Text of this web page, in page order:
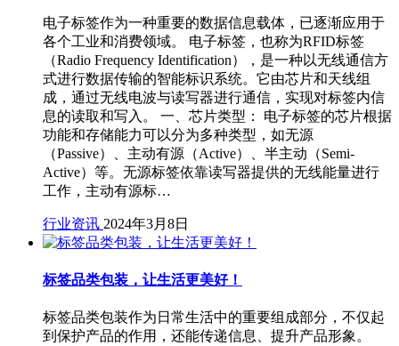
电子标签作为一种重要的数据信息载体，已逐渐应用于
各个工业和消费领域。 电子标签，也称为RFID标签
（Radio Frequency Identification），是一种以无线通信方
式进行数据传输的智能标识系统。它由芯片和天线组
成，通过无线电波与读写器进行通信，实现对标签内信
息的读取和写入。 一、芯片类型： 电子标签的芯片根据
功能和存储能力可以分为多种类型，如无源
（Passive）、主动有源（Active）、半主动（Semi-
Active）等。无源标签依靠读写器提供的无线能量进行
工作，主动有源标…
行业资讯 2024年3月8日
标签品类包装，让生活更美好！
标签品类包装作为日常生活中的重要组成部分，不仅起
到保护产品的作用，还能传递信息、提升产品形象。